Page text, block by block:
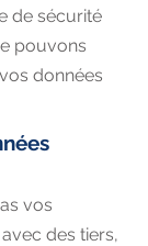
de sécurité
pouvons
données
vos
des tiers,